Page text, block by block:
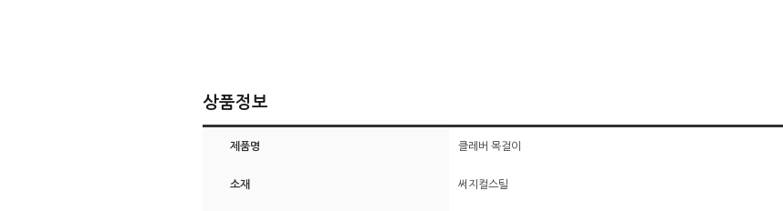
상품정보
제품명 클레버 목걸이
소재 써지컬스틸